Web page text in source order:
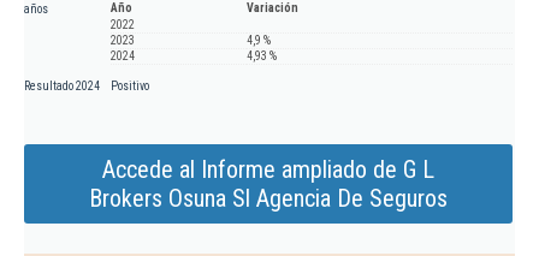
años
Año
Variación
2022
2023
4,9 %
2024
4,93 %
Resultado 2024 Positivo
Accede al Informe ampliado de G L
Brokers Osuna Sl Agencia De Seguros